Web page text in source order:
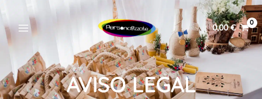
contenido
MENU
0,00€
AVISO LEGAL